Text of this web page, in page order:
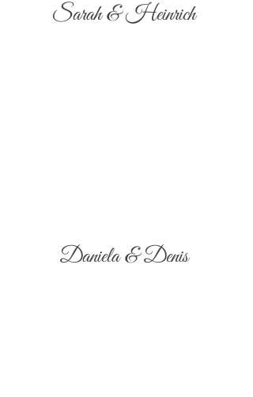
Sarah & Heinrich
Daniela & Denis